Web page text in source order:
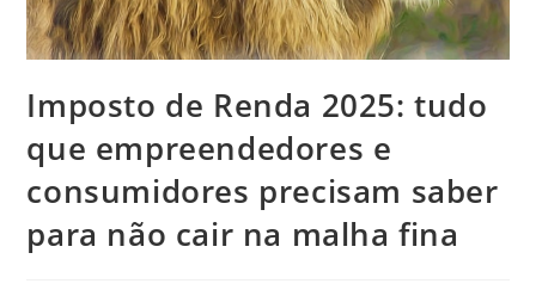
Imposto de Renda 2025: tudo
que empreendedores e
consumidores precisam saber
para não cair na malha fina